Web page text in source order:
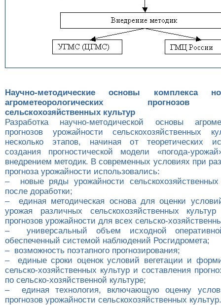
Научно-методические основы комплекса
агрометеорологических прогнозов
сельскохозяйственных культур
Разработка научно-методической основы
прогнозов урожайности сельскохозяйственных
несколько этапов, начиная от теоретических
создания прогностической модели «погода-
внедрением методик. В современных условиях при
прогноза урожайности использовались:
– новые ряды урожайности
после доработки;
– единая методическая основа для оценки
урожая различных сельскохозяйственных
прогнозов урожайности для всех сельско-
– универсальный объем исходной
обеспеченный системой наблюдений Росгидромета;
– возможность поэтапного прогнозирования;
– единые сроки оценок условий вегетации и
сельско-хозяйственных культур и составления
по сельско-хозяйственной культуре;
– единая технология, включающую оценку
прогнозов урожайности сельскохозяйственных культур.